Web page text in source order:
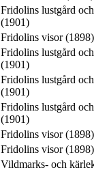
Fridolins lustgård
(1901)
Fridolins visor (1898)
Fridolins lustgård
(1901)
Fridolins lustgård
(1901)
Fridolins lustgård
(1901)
Fridolins visor (1898)
Fridolins visor (1898)
Vildmarks- och